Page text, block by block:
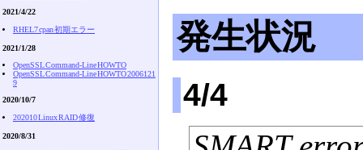
発生状況
4/4
2021/4/22
RHEL7 cpan 初期エラー
2021/1/28
OpenSSL Command-Line HOWTO
OpenSSL Command-Line HOWTO 2006121
9
2020/10/7
202010 Linux RAID 修復
2020/8/31